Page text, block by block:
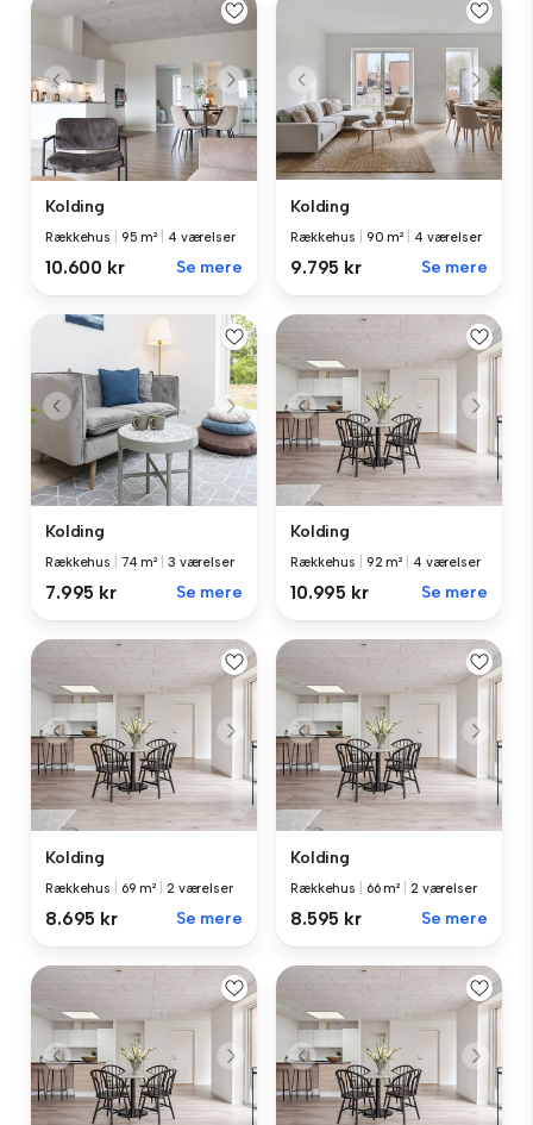
Kolding
Rækkehus 95 m² 4 værelser
10.600 kr Se mere
Kolding
Rækkehus 90 m² 4 værelser
9.795 kr Se mere
Kolding
Rækkehus 74 m² 3 værelser
7.995 kr Se mere
Kolding
Rækkehus 92 m² 4 værelser
10.995 kr Se mere
Kolding
Rækkehus 69 m² 2 værelser
8.695 kr Se mere
Kolding
Rækkehus 66 m² 2 værelser
8.595 kr Se mere